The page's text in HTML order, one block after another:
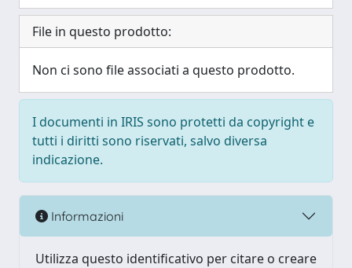
File in questo prodotto:
Non ci sono file associati a questo prodotto.
I documenti in IRIS sono protetti da copyright e
tutti i diritti sono riservati, salvo diversa
indicazione.
Informazioni
Utilizza questo identificativo per citare o creare